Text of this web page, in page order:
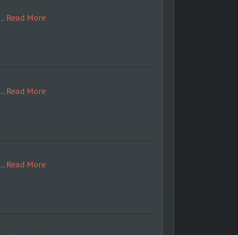
Read More
Read More
Read More